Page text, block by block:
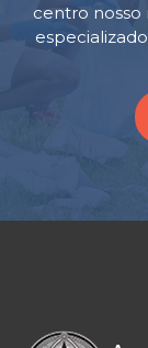
centro nosso